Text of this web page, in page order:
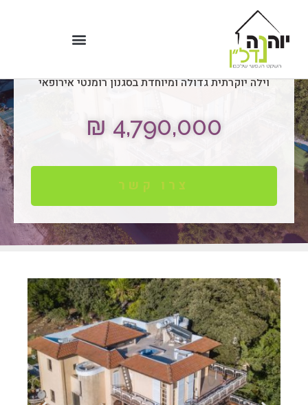
וילה יוקרתית בטבעון
וילה יוקרתית גדולה ומיוחדת בסגנון רומנטי אירופאי
4,790,000 ₪
צרו קשר